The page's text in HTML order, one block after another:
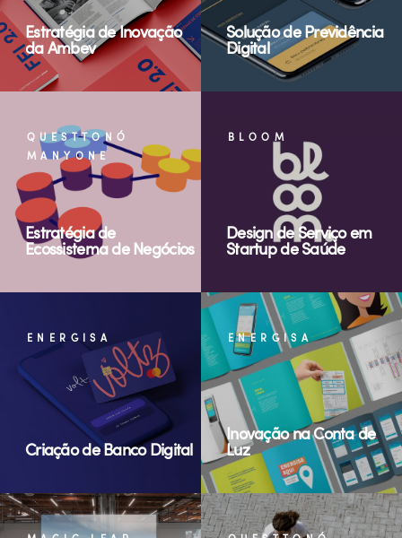
Estratégia de Inovação
da Ambev
Solução de Previdência
Digital
QUESTTONÓ
MANYONE
Estratégia de
Ecossistema de Negócios
BLOOM
Design de Serviço em
Startup de Saúde
ENERGISA
Criação de Banco Digital
ENERGISA
Inovação na Conta de
Luz